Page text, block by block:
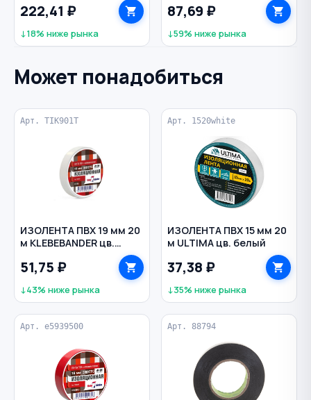
рукоятка VERTEXTOOLS
222,41 ₽
↓18% ниже рынка
87,69 ₽
↓59% ниже рынка
Может понадобиться
Арт. TIK901T
ИЗОЛЕНТА ПВХ 19 мм 20
м KLEBEBANDER цв.
51,75 ₽
↓43% ниже рынка
Арт. 1520white
ИЗОЛЕНТА ПВХ 15 мм 20
м ULTIMA цв. белый
37,38 ₽
↓35% ниже рынка
Арт. e5939500 Арт. 88794